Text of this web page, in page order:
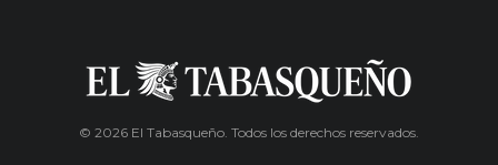
© 2026 El Tabasqueño. Todos los derechos reservados.